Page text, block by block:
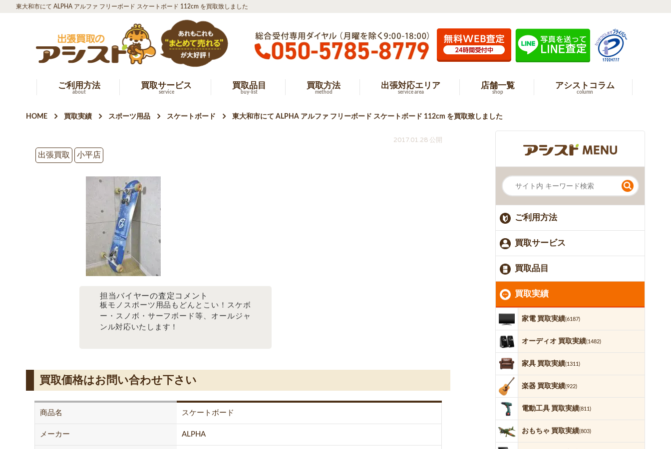
東大和市にて ALPHA アルファ フリーボード スケートボード 112cm を買取致しました
ご利用方法
about
買取サービス
service
買取品目
buy-list
買取方法
method
出張対応エリア
service area
店舗一覧
shop
アシストコラム
column
HOME 買取実績 スポーツ用品 スケートボード 東大和市にて ALPHA アルファ フリーボード スケートボード 112cm を買取致しました
2017.01.28 公開
出張買取
小平店
担当バイヤーの査定コメント
板モノスポーツ用品もどんとこい！スケボ
ー・スノボ・サーフボード等、オールジャ
ンル対応いたします！
買取価格はお問い合わせ下さい
商品名 スケートボード
メーカー ALPHA
ご利用方法
買取サービス
買取品目
買取実績
家電 買取実績(6187)
オーディオ 買取実績(1482)
家具 買取実績(1311)
楽器 買取実績(922)
電動工具 買取実績(811)
おもちゃ 買取実績(803)